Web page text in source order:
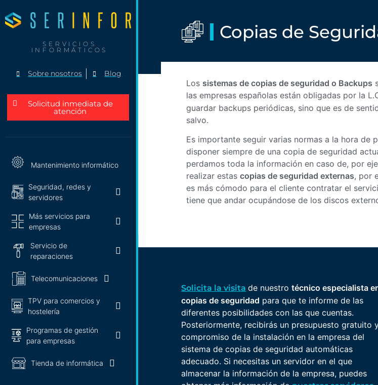
SERVICIOS
INFORMÁTICOS
Sobre nosotros Blog
Solicitud inmediata de
atención
Mantenimiento informático
Seguridad, redes y
servidores
Más servicios para
empresas
Servicio de
reparaciones
Telecomunicaciones
TPV para comercios y
hostelería
Programas de gestión
para empresas
Tienda de informática
Copias de
Los sistemas de copias de seguridad o Backups
las empresas españolas están obligadas por la
guardar backups periódicas, sino que es de
salvo.
Es importante seguir varias normas a la hora de
disponer siempre de una copia de seguridad
perdamos toda la información en caso de, por
realizar estascopias de seguridad externas, por
es más cómodo para el cliente contratar el
tiene que andar ocupándose de los discos
Solicita la visita de nuestrotécnico especialista
copias de seguridad para que te informe de las
diferentes posibilidades con las que cuentas.
Posteriormente, recibirás un presupuesto gratuito
compromiso de la instalación en la empresa del
sistema de copias de seguridad automáticas
adecuado. Si necesitas un servidor en el que
almacenar la información de la empresa, puedes